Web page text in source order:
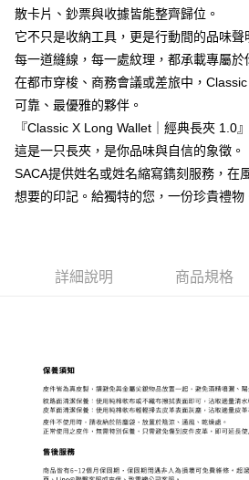
散卡片、鈔票與收據皆能整齊歸位。
它不只是收納工具，更是行動間的品味聲
每一道縫線，每一處紋理，都承載專屬於
在都市穿梭、商務會議或差旅中，
可靠、最優雅的夥伴。
『Classic X Long Wallet｜經典長夾 1.0』
這是一只長夾，是你品味與自信的象徵。
SACA提供姓名或姓名縮寫鐫刻服務，在
想要的印記。給獨特的您，一份珍貴禮物
詳細說明 商品規格